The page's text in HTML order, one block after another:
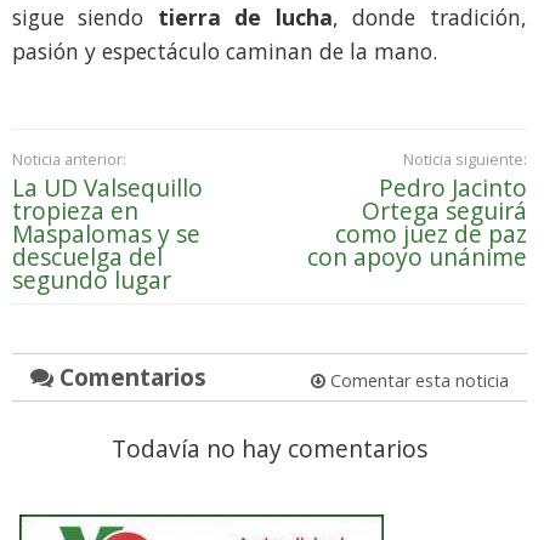
sigue siendo tierra de lucha, donde tradición,
pasión y espectáculo caminan de la mano.
Noticia anterior:
La UD Valsequillo
tropieza en
Maspalomas y se
descuelga del
segundo lugar
Noticia siguiente:
Pedro Jacinto
Ortega seguirá
como juez de paz
con apoyo unánime
Comentarios Comentar esta noticia
Todavía no hay comentarios